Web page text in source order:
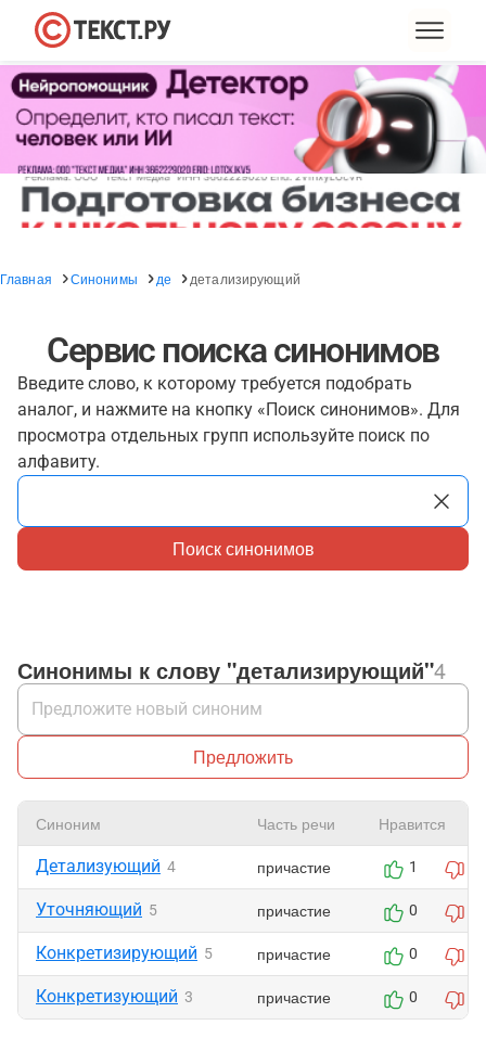
Главная Синонимы де детализирующий
Сервис поиска синонимов
Введите слово, к которому требуется подобрать
аналог, и нажмите на кнопку «Поиск синонимов». Для
просмотра отдельных групп используйте поиск по
алфавиту.
Поиск синонимов
Синонимы к слову "детализирующий"4
Предложить
Синоним Часть речи Нравится
Детализующий 4 причастие 1
Уточняющий 5 причастие 0
Конкретизирующий 5 причастие 0
Конкретизующий 3 причастие 0